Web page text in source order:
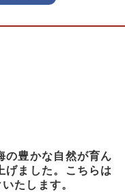
の豊かな自然が育ん
げました。こちらは
たします。